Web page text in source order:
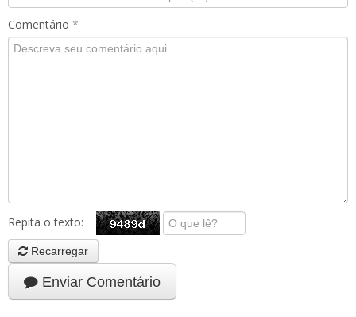
Comentário *
Repita o texto:
Recarregar
Enviar Comentário